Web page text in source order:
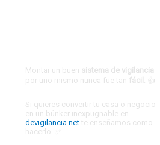
Montar un buen sistema de vigilancia
por uno mismo nunca fue tan fácil . 👍
Si quieres convertir tu casa o negocio
en un búnker inexpugnable en
devigilancia.net te enseñamos como
hacerlo. ✅